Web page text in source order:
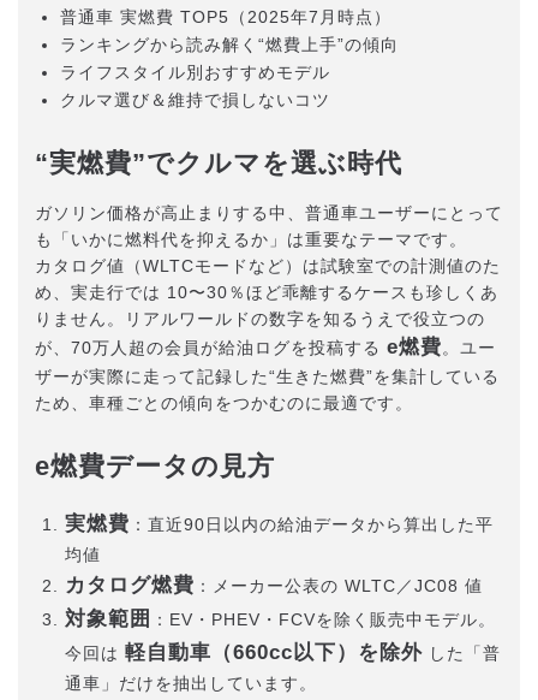
普通車 実燃費 TOP5（2025年7月時点）
ランキングから読み解く“燃費上手”の傾向
ライフスタイル別おすすめモデル
クルマ選び＆維持で損しないコツ
“実燃費”でクルマを選ぶ時代
ガソリン価格が高止まりする中、普通車ユーザーにとって
も「いかに燃料代を抑えるか」は重要なテーマです。
カタログ値（WLTCモードなど）は試験室での計測値のた
め、実走行では 10〜30％ほど乖離するケースも珍しくあ
りません。リアルワールドの数字を知るうえで役立つの
が、70万人超の会員が給油ログを投稿する e燃費。ユー
ザーが実際に走って記録した“生きた燃費”を集計している
ため、車種ごとの傾向をつかむのに最適です。
e燃費データの見方
実燃費 ：直近90日以内の給油データから算出した平
均値
カタログ燃費 ：メーカー公表の WLTC／JC08 値
対象範囲
：EV・PHEV・FCVを除く販売中モデル。
今回は軽自動車（660cc以下）を除外 した「普
通車」だけを抽出しています。